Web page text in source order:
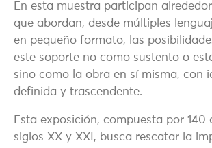
En esta muestra participan
que abordan, desde múltiples
en pequeño formato, las
este soporte no como sustento o
sino como la obra en sí misma, con
definida y trascendente.
Esta exposición, compuesta por 140
siglos XX y XXI, busca rescatar la